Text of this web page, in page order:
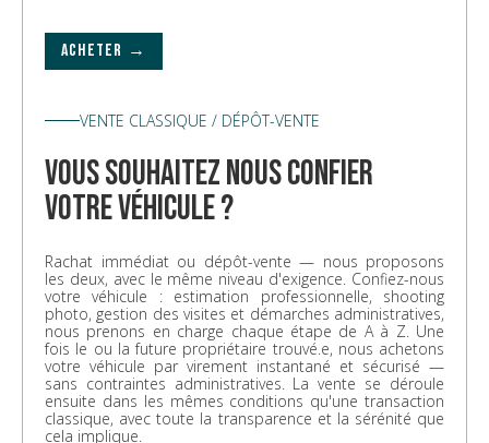
ACHETER →
VENTE CLASSIQUE / DÉPÔT-VENTE
vous souhaitez nous confier
votre véhicule ?
Rachat immédiat ou dépôt-vente — nous proposons
les deux, avec le même niveau d'exigence. Confiez-nous
votre véhicule : estimation professionnelle, shooting
photo, gestion des visites et démarches administratives,
nous prenons en charge chaque étape de A à Z. Une
fois le ou la future propriétaire trouvé.e, nous achetons
votre véhicule par virement instantané et sécurisé —
sans contraintes administratives. La vente se déroule
ensuite dans les mêmes conditions qu'une transaction
classique, avec toute la transparence et la sérénité que
cela implique.